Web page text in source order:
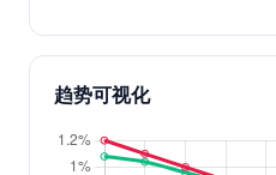
趋势可视化